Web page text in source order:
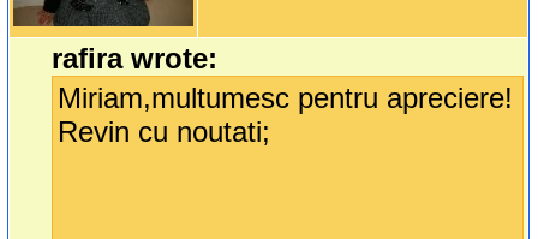
rafira wrote:
Miriam,multumesc pentru apreciere!
Revin cu noutati;